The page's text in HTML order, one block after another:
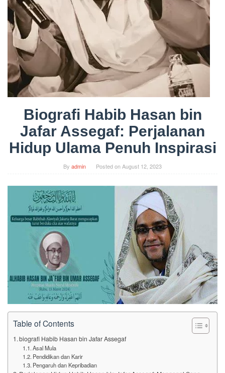
Biografi Habib Hasan bin
Jafar Assegaf: Perjalanan
Hidup Ulama Penuh Inspirasi
By admin Posted onAugust 12, 2023
Table of Contents
biografi Habib Hasan bin Jafar Assegaf
Asal Mula
Pendidikan dan Karir
Pengaruh dan Kepribadian